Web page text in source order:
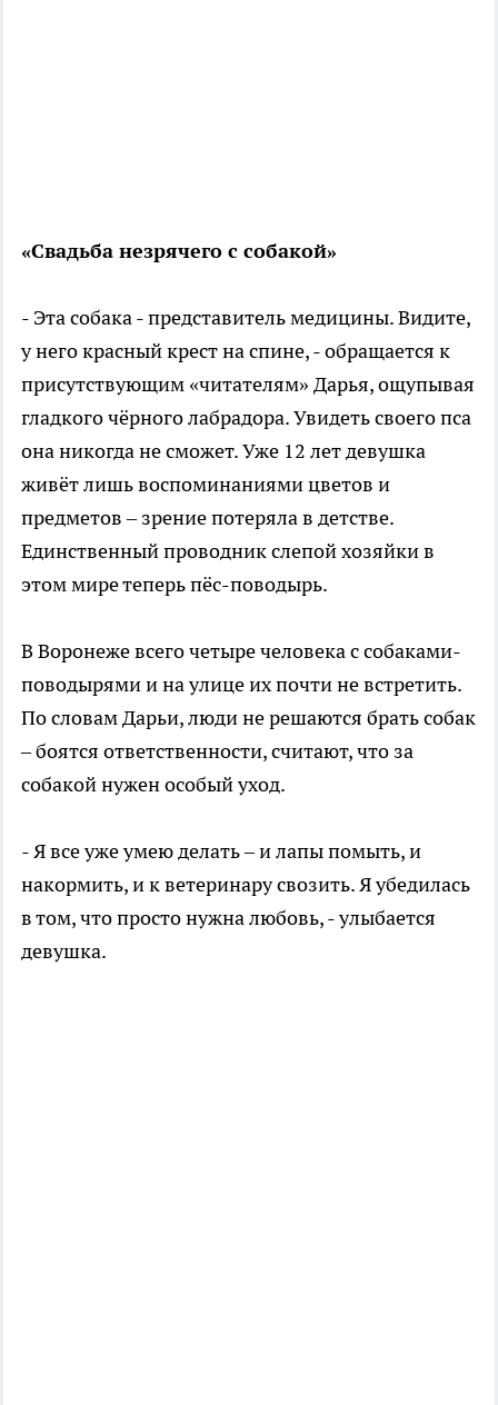
«Свадьба незрячего с собакой»
- Эта собака - представитель медицины. Видите,
у него красный крест на спине, - обращается к
присутствующим «читателям» Дарья, ощупывая
гладкого чёрного лабрадора. Увидеть своего пса
она никогда не сможет. Уже 12 лет девушка
живёт лишь воспоминаниями цветов и
предметов – зрение потеряла в детстве.
Единственный проводник слепой хозяйки в
этом мире теперь пёс-поводырь.
В Воронеже всего четыре человека с собаками-
поводырями и на улице их почти не встретить.
По словам Дарьи, люди не решаются брать собак
– боятся ответственности, считают, что за
собакой нужен особый уход.
- Я все уже умею делать – и лапы помыть, и
накормить, и к ветеринару свозить. Я убедилась
в том, что просто нужна любовь, - улыбается
девушка.